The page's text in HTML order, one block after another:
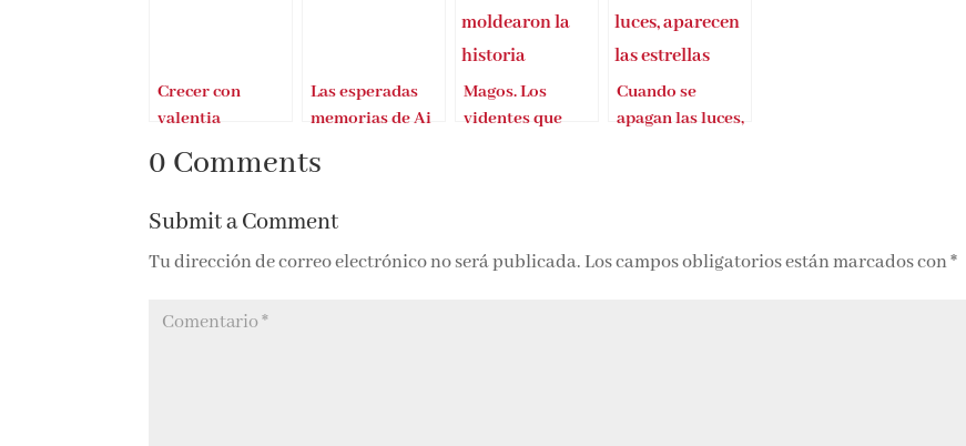
Crecer con
valentia
Las esperadas
memorias de Ai
Magos. Los
videntes que
Cuando se
apagan las luces,
0 Comments
Submit a Comment
Tu dirección de correo electrónico no será publicada. Los campos obligatorios están marcados con*